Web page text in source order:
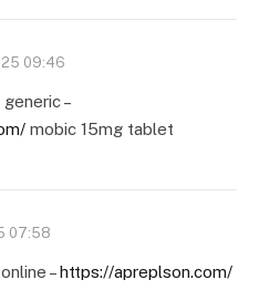
09:46
–
mobic 15mg tablet
07:58
–https://apreplson.com/